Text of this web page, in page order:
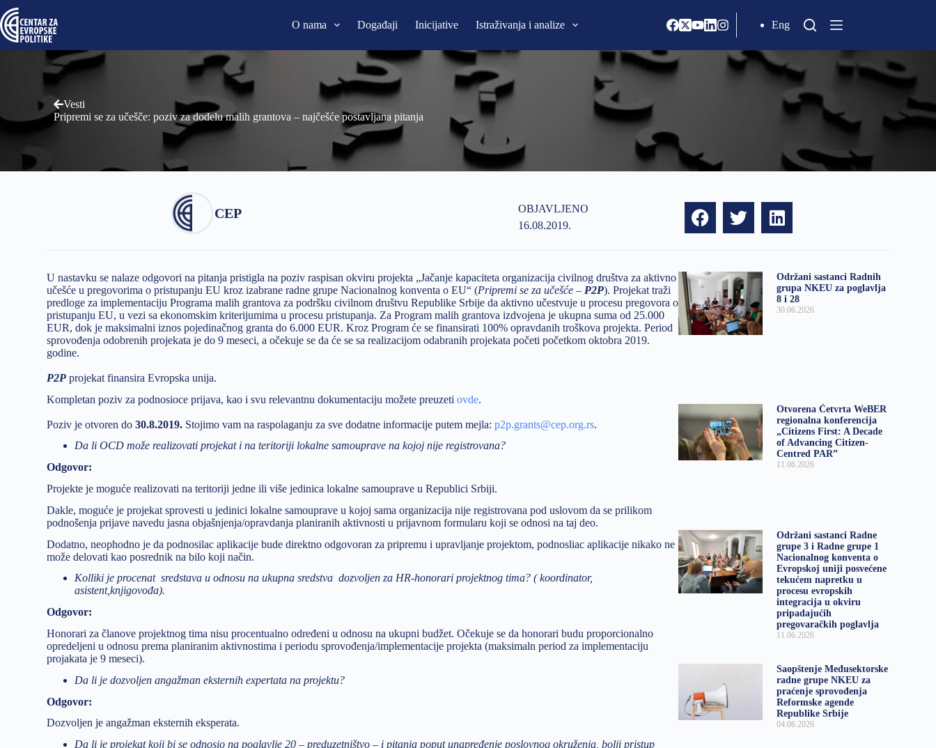
O nama Događaji Inicijative Istraživanja i analize Eng
Vesti
Pripremi se za učešče: poziv za dodelu malih grantova – najčešće postavljana pitanja
CEP
OBJAVLJENO
16.08.2019.
U nastavku se nalaze odgovori na pitanja pristigla na poziv raspisan okviru projekta „Jačanje kapaciteta organizacija civilnog društva za aktivno
učešće u pregovorima o pristupanju EU kroz izabrane radne grupe Nacionalnog konventa o EU“ (Pripremi se za učešće – P2P). Projekat traži
predloge za implementaciju Programa malih grantova za podršku civilnom društvu Republike Srbije da aktivno učestvuje u procesu pregovora o
pristupanju EU, u vezi sa ekonomskim kriterijumima u procesu pristupanja. Za Program malih grantova izdvojena je ukupna suma od 25.000
EUR, dok je maksimalni iznos pojedinačnog granta do 6.000 EUR. Kroz Program će se finansirati 100% opravdanih troškova projekta. Period
sprovođenja odobrenih projekata je do 9 meseci, a očekuje se da će se sa realizacijom odabranih projekata početi početkom oktobra 2019.
godine.
P2P projekat finansira Evropska unija.
Kompletan poziv za podnosioce prijava, kao i svu relevantnu dokumentaciju možete preuzetiovde.
Poziv je otvoren do30.8.2019. Stojimo vam na raspolaganju za sve dodatne informacije putem mejla:p2p.grants@cep.org.rs.
Da li OCD može realizovati projekat i na teritoriji lokalne samouprave na kojoj nije registrovana?
Odgovor:
Projekte je moguće realizovati na teritoriji jedne ili više jedinica lokalne samouprave u Republici Srbiji.
Dakle, moguće je projekat sprovesti u jedinici lokalne samouprave u kojoj sama organizacija nije registrovana pod uslovom da se prilikom
podnošenja prijave navedu jasna objašnjenja/opravdanja planiranih aktivnosti u prijavnom formularu koji se odnosi na taj deo.
Dodatno, neophodno je da podnosilac aplikacije bude direktno odgovoran za pripremu i upravljanje projektom, podnosliac aplikacije nikako ne
može delovati kao posrednik na bilo koji način.
Kolliki je procenat sredstava u odnosu na ukupna sredstva dozvoljen za HR-honorari projektnog tima? ( koordinator,
asistent,knjigovođa).
Odgovor:
Honorari za članove projektnog tima nisu procentualno određeni u odnosu na ukupni budžet. Očekuje se da honorari budu proporcionalno
opredeljeni u odnosu prema planiranim aktivnostima i periodu sprovođenja/implementacije projekta (maksimaln period za implementaciju
projakata je 9 meseci).
Da li je dozvoljen angažman eksternih expertata na projektu?
Odgovor:
Dozvoljen je angažman eksternih eksperata.
Da li je projekat koji bi se odnosio na poglavlje 20 – preduzetništvo – i pitanja poput unapređenje poslovnog okruženja, bolji pristup
Održani sastanci Radnih
grupa NKEU za poglavlja
8 i 28
30.06.2026
Otvorena Četvrta WeBER
regionalna konferencija
„Citizens First: A Decade
of Advancing Citizen-
Centred PAR”
11.06.2026
Održani sastanci Radne
grupe 3 i Radne grupe 1
Nacionalnog konventa o
Evropskoj uniji posvećene
tekućem napretku u
procesu evropskih
integracija u okviru
pripadajućih
pregovaračkih poglavlja
11.06.2026
Saopštenje Međusektorske
radne grupe NKEU za
praćenje sprovođenja
Reformske agende
Republike Srbije
04.06.2026